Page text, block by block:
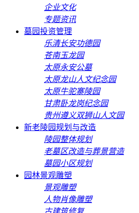
企业文化
专题资讯
墓园投资管理
乐清长安功德园
苍南玉龙园
太原永安公墓
太原龙山人文纪念园
太原牛驼寨陵园
甘肃卧龙岗纪念园
贵州遵义双狮山人文园
新老陵园规划与改造
陵园整体规划
老墓区改造与葬景营造
墓园小区规划
园林景观雕塑
景观雕塑
人物肖像雕塑
古建筑修复